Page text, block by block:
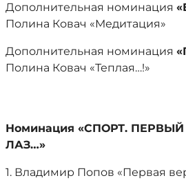
Дополнительная номинация
Полина Ковач «Медитация»
Дополнительная номинация
Полина Ковач «Теплая…!»
Номинация «СПОРТ.
ЛАЗ…»
1. Владимир Попов «Первая